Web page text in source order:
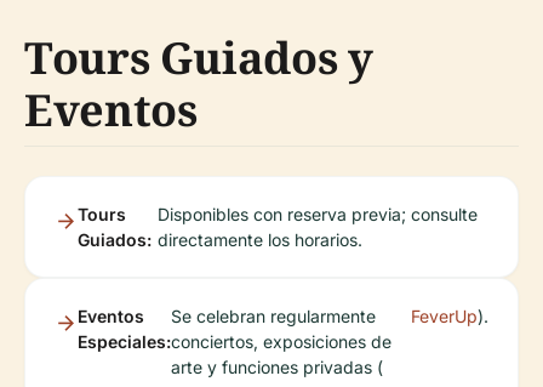
Tours Guiados y
Eventos
Tours
Guiados:
Disponibles con reserva previa; consulte
directamente los horarios.
Eventos
Especiales:
Se celebran regularmente
conciertos, exposiciones de
arte y funciones privadas (
FeverUp).